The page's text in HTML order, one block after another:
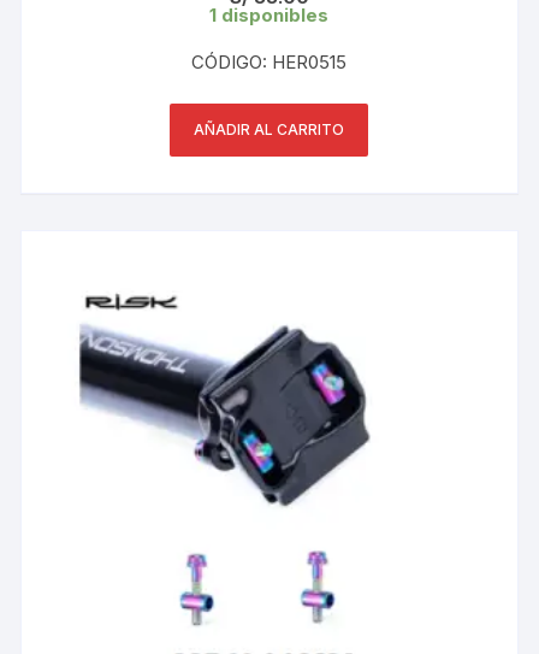
1 disponibles
CÓDIGO: HER0515
AÑADIR AL CARRITO